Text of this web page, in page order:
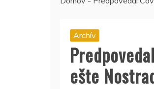
Archív
ešte